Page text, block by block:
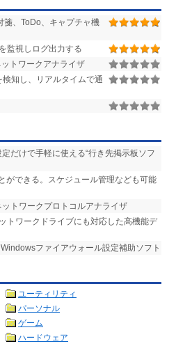
箋、ToDo、キャプチャ機
監視しログ出力する
トワークアナライザ
知し、リアルタイムで通
だけで手軽に使える“行き先掲示板ソフ
ができる。スケジュール管理なども可能
トワークプロトコルアナライザ
トワークドライブにも対応した高機能デ
ファイアウォール設定補助ソフト
ユーティリティ
パーソナル
ゲーム
ハードウェア